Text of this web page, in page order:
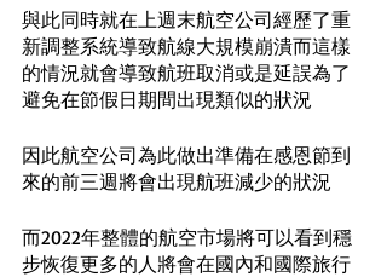
與此同時就在上週末航空公司經歷了重
新調整系統導致航線大規模崩潰而這樣
的情況就會導致航班取消或是延誤為了
避免在節假日期間出現類似的狀況
因此航空公司為此做出準備在感恩節到
來的前三週將會出現航班減少的狀況
而2022年整體的航空市場將可以看到穩
步恢復更多的人將會在國內和國際旅行